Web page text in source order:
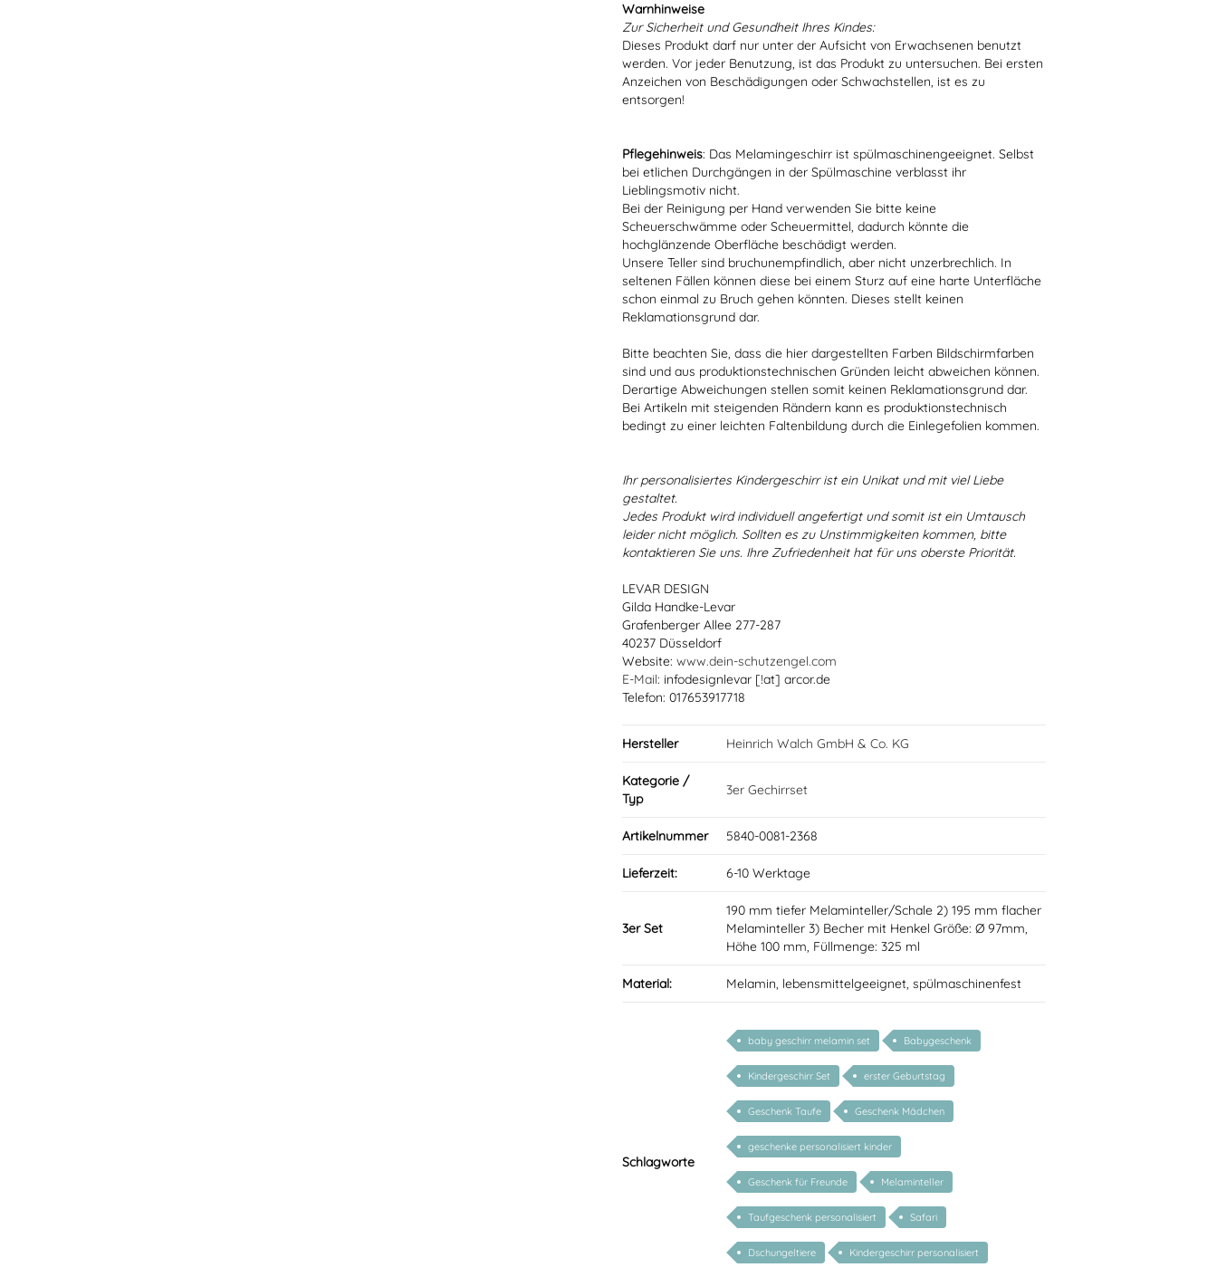
Warnhinweise
Zur Sicherheit und Gesundheit Ihres Kindes:
Dieses Produkt darf nur unter der Aufsicht von Erwachsenen benutzt
werden. Vor jeder Benutzung, ist das Produkt zu untersuchen. Bei ersten
Anzeichen von Beschädigungen oder Schwachstellen, ist es zu
entsorgen!
Pflegehinweis: Das Melamingeschirr ist spülmaschinengeeignet. Selbst
bei etlichen Durchgängen in der Spülmaschine verblasst ihr
Lieblingsmotiv nicht.
Bei der Reinigung per Hand verwenden Sie bitte keine
Scheuerschwämme oder Scheuermittel, dadurch könnte die
hochglänzende Oberfläche beschädigt werden.
Unsere Teller sind bruchunempfindlich, aber nicht unzerbrechlich. In
seltenen Fällen können diese bei einem Sturz auf eine harte Unterfläche
schon einmal zu Bruch gehen könnten. Dieses stellt keinen
Reklamationsgrund dar.
Bitte beachten Sie, dass die hier dargestellten Farben Bildschirmfarben
sind und aus produktionstechnischen Gründen leicht abweichen können.
Derartige Abweichungen stellen somit keinen Reklamationsgrund dar.
Bei Artikeln mit steigenden Rändern kann es produktionstechnisch
bedingt zu einer leichten Faltenbildung durch die Einlegefolien kommen.
Ihr personalisiertes Kindergeschirr ist ein Unikat und mit viel Liebe
gestaltet.
Jedes Produkt wird individuell angefertigt und somit ist ein Umtausch
leider nicht möglich. Sollten es zu Unstimmigkeiten kommen, bitte
kontaktieren Sie uns. Ihre Zufriedenheit hat für uns oberste Priorität.
LEVAR DESIGN
Gilda Handke-Levar
Grafenberger Allee 277-287
40237 Düsseldorf
Website: www.dein-schutzengel.com
E-Mail: infodesignlevar [!at] arcor.de
Telefon: 017653917718
Hersteller Heinrich Walch GmbH & Co. KG
Kategorie /
Typ
3er Gechirrset
Artikelnummer 5840-0081-2368
Lieferzeit: 6-10 Werktage
3er Set
190 mm tiefer Melaminteller/Schale 2) 195 mm flacher
Melaminteller 3) Becher mit Henkel Größe: Ø 97mm,
Höhe 100 mm, Füllmenge: 325 ml
Material: Melamin, lebensmittelgeeignet, spülmaschinenfest
Schlagworte
baby geschirr melamin set Babygeschenk
Kindergeschirr Set erster Geburtstag
Geschenk Taufe Geschenk Mädchen
geschenke personalisiert kinder
Geschenk für Freunde Melaminteller
Taufgeschenk personalisiert Safari
Dschungeltiere Kindergeschirr personalisiert